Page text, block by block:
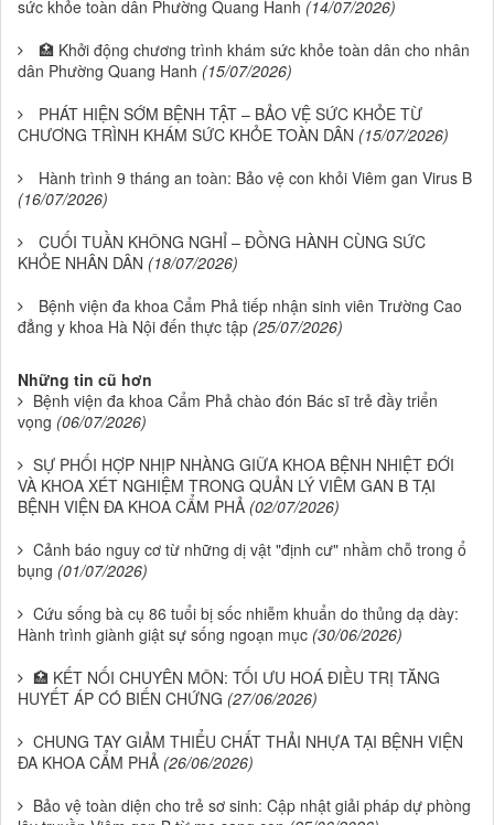
sức khỏe toàn dân Phường Quang Hanh (14/07/2026)
🏥 Khởi động chương trình khám sức khỏe toàn dân cho nhân
dân Phường Quang Hanh (15/07/2026)
PHÁT HIỆN SỚM BỆNH TẬT – BẢO VỆ SỨC KHỎE TỪ
CHƯƠNG TRÌNH KHÁM SỨC KHỎE TOÀN DÂN (15/07/2026)
Hành trình 9 tháng an toàn: Bảo vệ con khỏi Viêm gan Virus B
(16/07/2026)
CUỐI TUẦN KHÔNG NGHỈ – ĐỒNG HÀNH CÙNG SỨC
KHỎE NHÂN DÂN (18/07/2026)
Bệnh viện đa khoa Cẩm Phả tiếp nhận sinh viên Trường Cao
đẳng y khoa Hà Nội đến thực tập (25/07/2026)
Những tin cũ hơn
Bệnh viện đa khoa Cẩm Phả chào đón Bác sĩ trẻ đầy triển
vọng (06/07/2026)
SỰ PHỐI HỢP NHỊP NHÀNG GIỮA KHOA BỆNH NHIỆT ĐỚI
VÀ KHOA XÉT NGHIỆM TRONG QUẢN LÝ VIÊM GAN B TẠI
BỆNH VIỆN ĐA KHOA CẨM PHẢ (02/07/2026)
Cảnh báo nguy cơ từ những dị vật "định cư" nhầm chỗ trong ổ
bụng (01/07/2026)
Cứu sống bà cụ 86 tuổi bị sốc nhiễm khuẩn do thủng dạ dày:
Hành trình giành giật sự sống ngoạn mục (30/06/2026)
🏥 KẾT NỐI CHUYÊN MÔN: TỐI ƯU HOÁ ĐIỀU TRỊ TĂNG
HUYẾT ÁP CÓ BIẾN CHỨNG (27/06/2026)
CHUNG TAY GIẢM THIỂU CHẤT THẢI NHỰA TẠI BỆNH VIỆN
ĐA KHOA CẨM PHẢ (26/06/2026)
Bảo vệ toàn diện cho trẻ sơ sinh: Cập nhật giải pháp dự phòng